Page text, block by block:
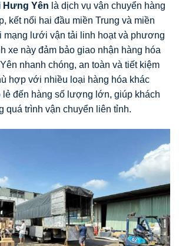
Hưng Yên là dịch vụ vận chuyển hàng
kết nối hai đầu miền Trung và miền
mạng lưới vận tải linh hoạt và phương
xe này đảm bảo giao nhận hàng hóa
nhanh chóng, an toàn và tiết kiệm
hợp với nhiều loại hàng hóa khác
lẻ đến hàng số lượng lớn, giúp khách
quá trình vận chuyển liên tỉnh.